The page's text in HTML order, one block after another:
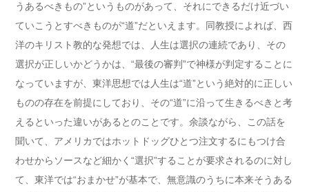
うあるべきもの”というものがあって、それにできるだけ近づい
ていこうとすべきものが“道”だといえます。同教授によれば、西
洋のキリスト教的な発想では、人生は選択の連続であり、その
選択が正しいかどうかは、“最後の審判”で神様が判定することに
なっていますが、東洋思想では人生は“道”という絶対的に正しい
ものの存在を前提にしており、その“道”に沿って生きるべきと考
えるといった違いがあるとのことです。余談ながら、この話を
聞いて、アメリカではホットドッグひとつ注文するにもつけ合
わせからソースなど細かく“選択”することが要求されるのに対し
て、東洋では“おまかせ”が基本で、無意識のうちに本来そうある